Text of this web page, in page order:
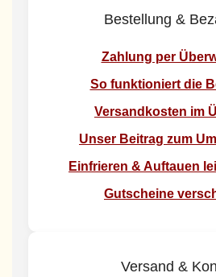
Bestellung &
Zahlung per
So funktioniert die
Versandkosten im
Unser Beitrag zum
Einfrieren & Auftauen
Gutscheine
Versand &